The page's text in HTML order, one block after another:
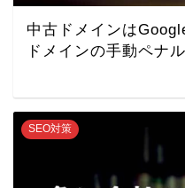
中古ドメインは
ドメインの手動ペナ
SEO対策